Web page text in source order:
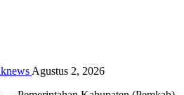
Agustus 2, 2026